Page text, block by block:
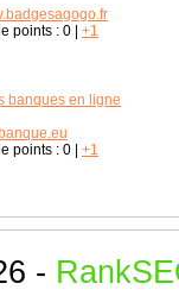
points : 0 +1
banques en ligne
points : 0 +1
-